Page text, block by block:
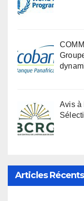
Avis à
Articles Récents